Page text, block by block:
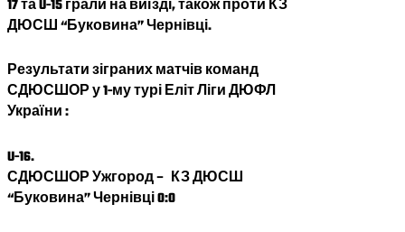
17 та U-15 грали на виїзді, також проти КЗ
ДЮСШ “Буковина” Чернівці.
Результати зіграних матчів команд
СДЮСШОР у 1-му туріЕліт ЛігиДЮФЛ
України :
U-16.
СДЮСШОР Ужгород – КЗ ДЮСШ
“Буковина” Чернівці0:0